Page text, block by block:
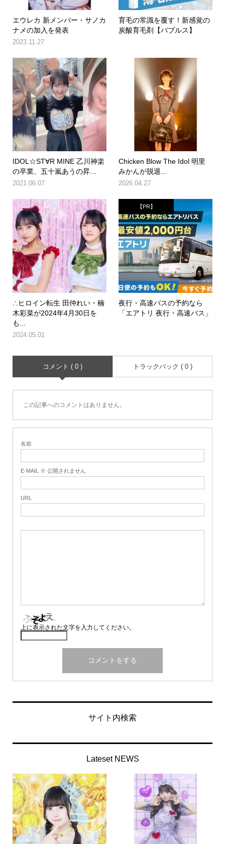
エウレカ 新メンバー・サノカ
ナメの加入を発表
2023.11.27
育毛の常識を覆す！新感覚の
炭酸育毛剤【バブルス】
IDOL☆ST∀R MINE 乙川神楽
の卒業、五十嵐あうの昇...
2021.06.07
Chicken Blow The Idol 明里
みかんが脱退...
2026.04.27
∴ヒロイン転生 田仲れい・楠
木彩菜が2024年4月30日を
も...
2024.05.01
【PR】
夜行・高速バスの予約なら
「エアトリ 夜行・高速バス」
コメント ( 0 ) トラックバック ( 0 )
この記事へのコメントはありません。
名前
E-MAIL ※ 公開されません
URL
上に表示された文字を入力してください。
サイト内検索
Lateset NEWS